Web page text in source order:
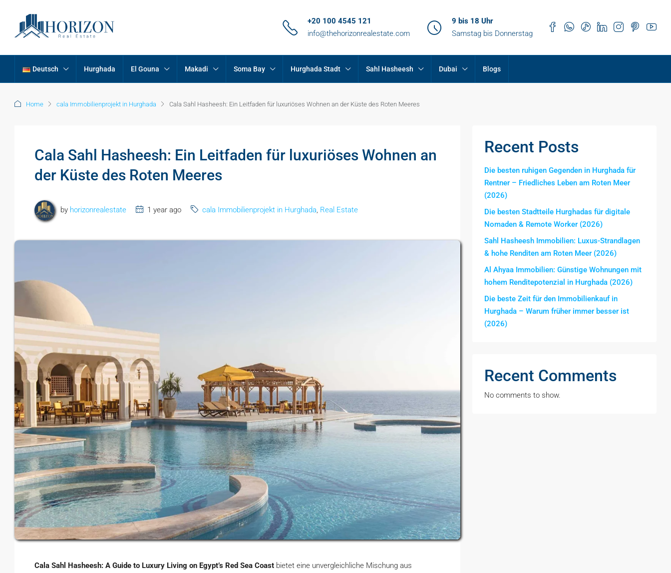
+20 100 4545 121
info@thehorizonrealestate.com
9 bis 18 Uhr
Samstag bis Donnerstag
Deutsch Hurghada El Gouna Makadi Soma Bay Hurghada Stadt Sahl Hasheesh Dubai Blogs
Home cala Immobilienprojekt in Hurghada Cala Sahl Hasheesh: Ein Leitfaden für luxuriöses Wohnen an der Küste des Roten Meeres
Cala Sahl Hasheesh: Ein Leitfaden für luxuriöses Wohnen an
der Küste des Roten Meeres
by horizonrealestate 1 year ago cala Immobilienprojekt in Hurghada, Real Estate
Cala Sahl Hasheesh: A Guide to Luxury Living on Egypt’s Red Sea Coast bietet eine unvergleichliche Mischung aus
Recent Posts
Die besten ruhigen Gegenden in Hurghada für
Rentner – Friedliches Leben am Roten Meer
(2026)
Die besten Stadtteile Hurghadas für digitale
Nomaden & Remote Worker (2026)
Sahl Hasheesh Immobilien: Luxus-Strandlagen
& hohe Renditen am Roten Meer (2026)
Al Ahyaa Immobilien: Günstige Wohnungen mit
hohem Renditepotenzial in Hurghada (2026)
Die beste Zeit für den Immobilienkauf in
Hurghada – Warum früher immer besser ist
(2026)
Recent Comments
No comments to show.